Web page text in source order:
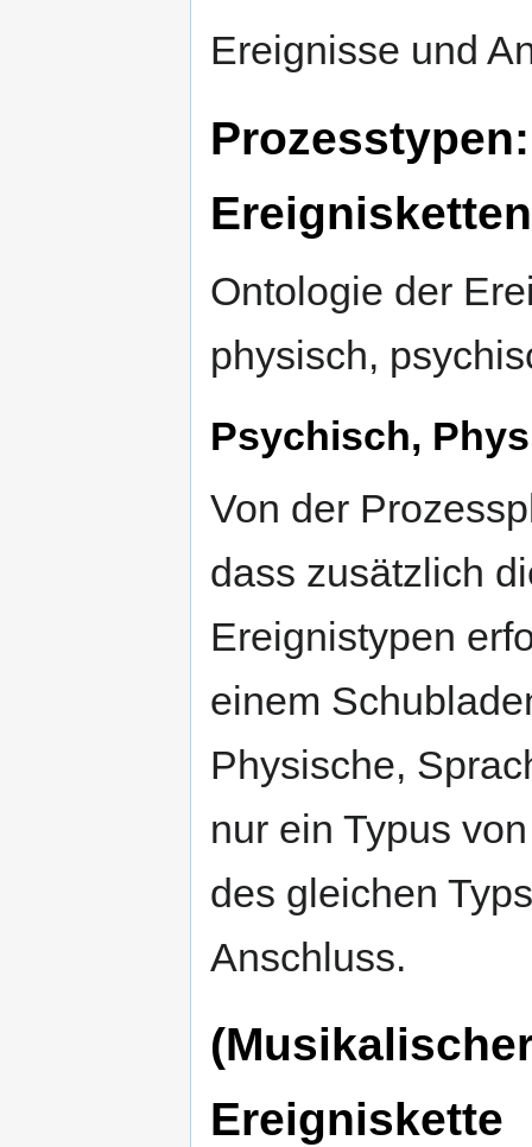
Ereignisse und
Ereignisketten
Ontologie der
physisch,
Psychisch,
Von der
dass zusätzlich
Ereignistypen
einem
Physische,
nur ein Typus
des gleichen
Anschluss.
Ereigniskette